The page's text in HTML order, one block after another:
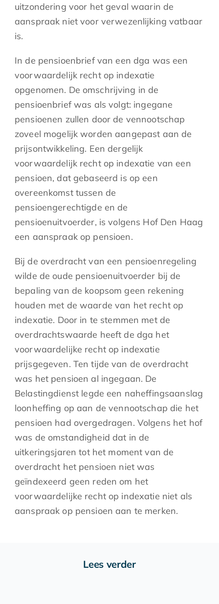
uitzondering voor het geval waarin de
aanspraak niet voor verwezenlijking vatbaar
is.
In de pensioenbrief van een dga was een
voorwaardelijk recht op indexatie
opgenomen. De omschrijving in de
pensioenbrief was als volgt: ingegane
pensioenen zullen door de vennootschap
zoveel mogelijk worden aangepast aan de
prijsontwikkeling. Een dergelijk
voorwaardelijk recht op indexatie van een
pensioen, dat gebaseerd is op een
overeenkomst tussen de
pensioengerechtigde en de
pensioenuitvoerder, is volgens Hof Den Haag
een aanspraak op pensioen.
Bij de overdracht van een pensioenregeling
wilde de oude pensioenuitvoerder bij de
bepaling van de koopsom geen rekening
houden met de waarde van het recht op
indexatie. Door in te stemmen met de
overdrachtswaarde heeft de dga het
voorwaardelijke recht op indexatie
prijsgegeven. Ten tijde van de overdracht
was het pensioen al ingegaan. De
Belastingdienst legde een naheffingsaanslag
loonheffing op aan de vennootschap die het
pensioen had overgedragen. Volgens het hof
was de omstandigheid dat in de
uitkeringsjaren tot het moment van de
overdracht het pensioen niet was
geïndexeerd geen reden om het
voorwaardelijke recht op indexatie niet als
aanspraak op pensioen aan te merken.
Lees verder